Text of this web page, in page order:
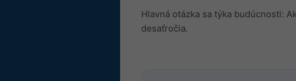
Hlavná otázka sa týka budúcnosti:
desaťročia.